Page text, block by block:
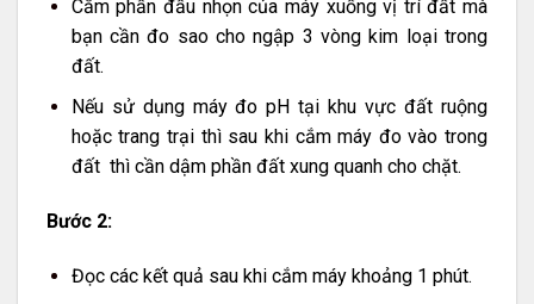
Cắm phần đầu nhọn của máy xuống vị trí đất mà
bạn cần đo sao cho ngập 3 vòng kim loại trong
đất.
Nếu sử dụng máy đo pH tại khu vực đất ruộng
hoặc trang trại thì sau khi cắm máy đo vào trong
đất thì cần dậm phần đất xung quanh cho chặt.
Bước 2:
Đọc các kết quả sau khi cắm máy khoảng 1 phút.